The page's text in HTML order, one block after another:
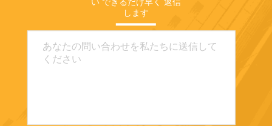
い できるだけ早く 返信
します